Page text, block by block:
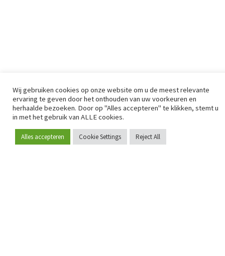
Word lid
Sinds 2009 is RetailDetail hét toonaangevende B2B-
platform voor retail in Europa.
Als "100% trusted medium" en sterke retailcommunity biedt
RetailDetail professionals dagelijks betrouwbaar nieuws,
Wij gebruiken cookies op onze website om u de meest relevante
ervaring te geven door het onthouden van uw voorkeuren en
herhaalde bezoeken. Door op "Alles accepteren" te klikken, stemt u
in met het gebruik van ALLE cookies.
Alles accepteren Cookie Settings Reject All